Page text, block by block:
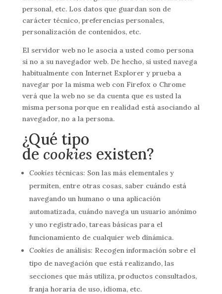
personal, etc. Los datos que guardan son de
carácter técnico, preferencias personales,
personalización de contenidos, etc.
El servidor web no le asocia a usted como persona
si no a su navegador web. De hecho, si usted navega
habitualmente con Internet Explorer y prueba a
navegar por la misma web con Firefox o Chrome
verá que la web no se da cuenta que es usted la
misma persona porque en realidad está asociando al
navegador, no a la persona.
¿Qué tipo
decookies existen?
Cookiestécnicas: Son las más elementales y
permiten, entre otras cosas, saber cuándo está
navegando un humano o una aplicación
automatizada, cuándo navega un usuario anónimo
y uno registrado, tareas básicas para el
funcionamiento de cualquier web dinámica.
Cookiesde análisis: Recogen información sobre el
tipo de navegación que está realizando, las
secciones que más utiliza, productos consultados,
franja horaria de uso, idioma, etc.